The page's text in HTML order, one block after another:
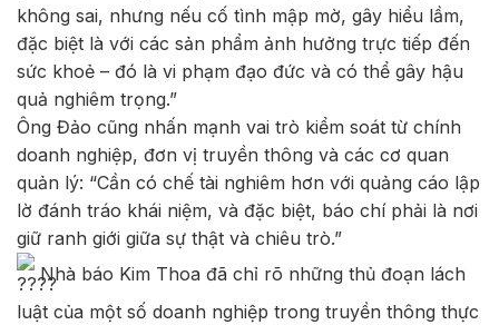
không sai, nhưng nếu cố tình mập mờ, gây hiểu lầm,
đặc biệt là với các sản phẩm ảnh hưởng trực tiếp đến
sức khoẻ – đó là vi phạm đạo đức và có thể gây hậu
quả nghiêm trọng.”
Ông Đảo cũng nhấn mạnh vai trò kiểm soát từ chính
doanh nghiệp, đơn vị truyền thông và các cơ quan
quản lý: “Cần có chế tài nghiêm hơn với quảng cáo lập
lờ đánh tráo khái niệm, và đặc biệt, báo chí phải là nơi
giữ ranh giới giữa sự thật và chiêu trò.”
Nhà báo Kim Thoa đã chỉ rõ những thủ đoạn lách
luật của một số doanh nghiệp trong truyền thông thực